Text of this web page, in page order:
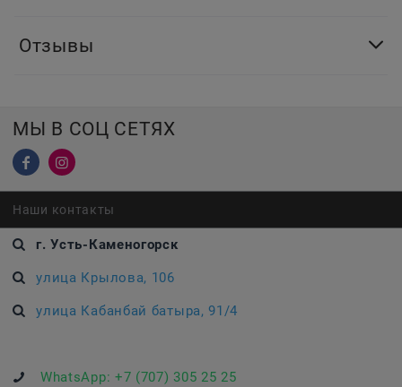
Отзывы
МЫ В СОЦ СЕТЯХ
Наши контакты
г. Усть-Каменогорск
улица Крылова, 106
улица Кабанбай батыра, 91/4
WhatsApp: +7 (707) 305 25 25